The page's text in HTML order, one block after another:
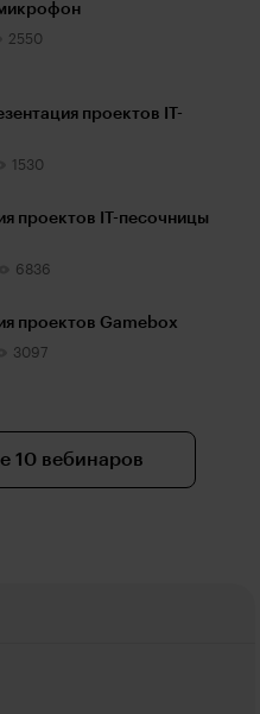
2550
проектов IT-
1530
проектов IT-песочницы
6836
проектов Gamebox
3097
10 вебинаров